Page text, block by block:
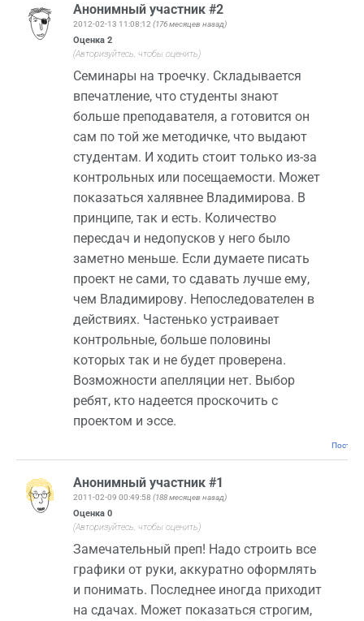
Анонимный участник #2
2012-02-13 11:08:12 (176 месяцев назад)
Оценка 2
(Авторизуйтесь, чтобы оценить)
Семинары на троечку. Складывается
впечатление, что студенты знают
больше преподавателя, а готовится он
сам по той же методичке, что выдают
студентам. И ходить стоит только из-за
контрольных или посещаемости. Может
показаться халявнее Владимирова. В
принципе, так и есть. Количество
пересдач и недопусков у него было
заметно меньше. Если думаете писать
проект не сами, то сдавать лучше ему,
чем Владимирову. Непоследователен в
действиях. Частенько устраивает
контрольные, больше половины
которых так и не будет проверена.
Возможности апелляции нет. Выбор
ребят, кто надеется проскочить с
проектом и эссе.
Анонимный участник #1
2011-02-09 00:49:58 (188 месяцев назад)
Оценка 0
(Авторизуйтесь, чтобы оценить)
Замечательный преп! Надо строить все
графики от руки, аккуратно оформлять
и понимать. Последнее иногда приходит
на сдачах. Может показаться строгим,